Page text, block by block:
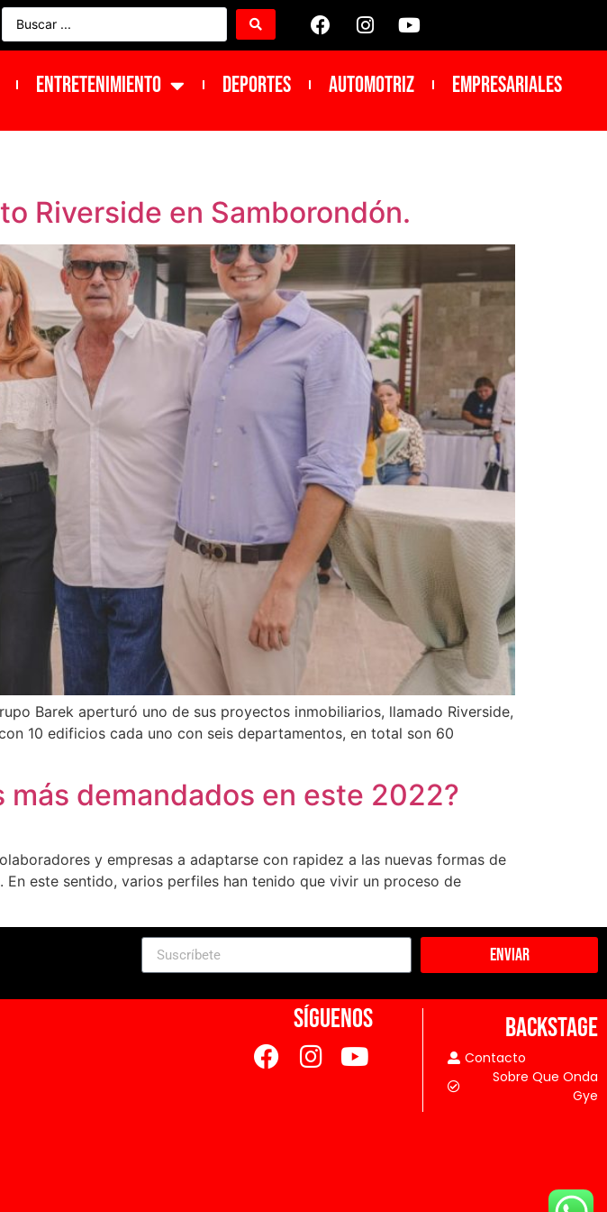
ENTRETENIMIENTO DEPORTES Automotriz Empresariales
Riverside en Samborondón.
Barek aperturó uno de sus proyectos inmobiliarios, llamado Riverside,
10 edificios cada uno con seis departamentos, en total son 60
demandados en este 2022?
y empresas a adaptarse con rapidez a las nuevas formas de
este sentido, varios perfiles han tenido que vivir un proceso de
Enviar
SÍGUENOS BACKSTAGE
Contacto
Sobre Que Onda
Gye